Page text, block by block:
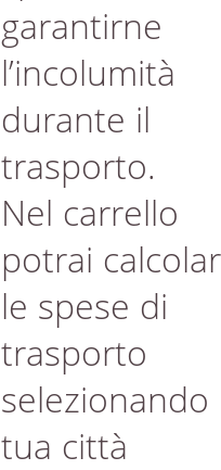
garantirne
l’incolumità
durante il
trasporto.
Nel carrello
potrai
le spese di
trasporto
selezionando
tua città